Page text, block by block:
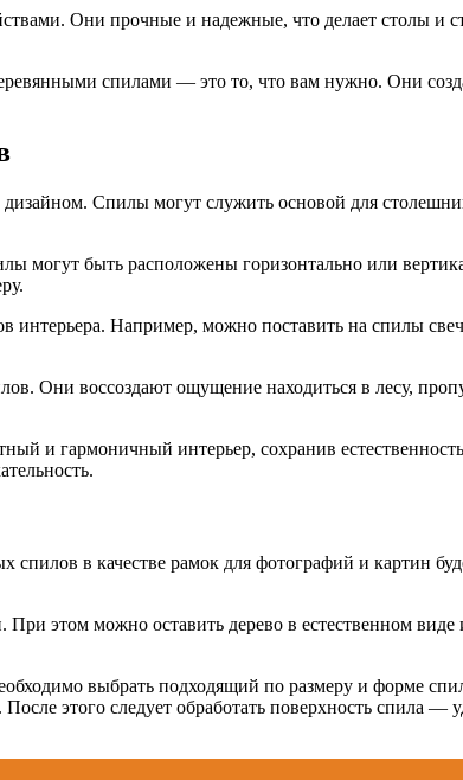
Они прочные и надежные, что делает столы и
спилами — это то, что вам нужно. Они
Спилы могут служить основой для
могут быть расположены горизонтально или
интерьера. Например, можно поставить на спилы
Они воссоздают ощущение находиться в лесу,
и гармоничный интерьер, сохранив
спилов в качестве рамок для фотографий и картин
этом можно оставить дерево в естественном виде
выбрать подходящий по размеру и форме
этого следует обработать поверхность спила —